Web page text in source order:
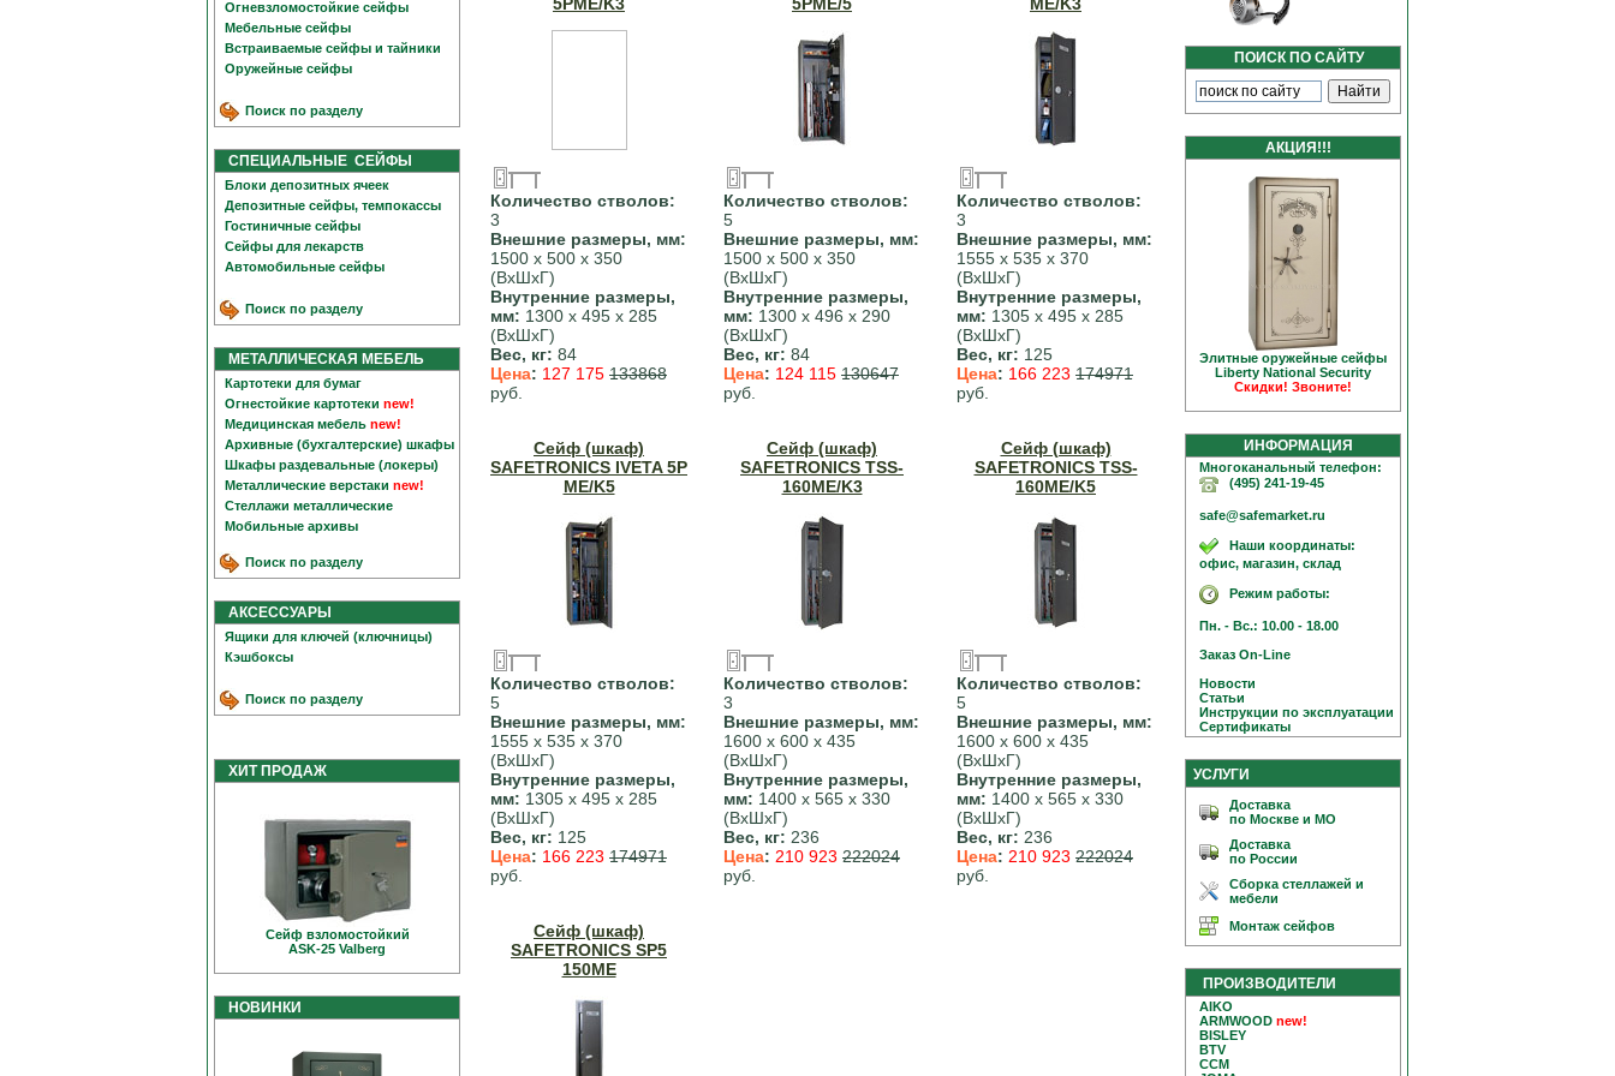
Огневзломостойкие сейфы
Мебельные сейфы
Встраиваемые сейфы и тайники
Оружейные сейфы
Поиск по разделу
СПЕЦИАЛЬНЫЕ СЕЙФЫ
Блоки депозитных ячеек
Депозитные сейфы, темпокассы
Гостиничные сейфы
Сейфы для лекарств
Автомобильные сейфы
Поиск по разделу
МЕТАЛЛИЧЕСКАЯ МЕБЕЛЬ
Картотеки для бумаг
Огнестойкие картотеки new!
Медицинская мебель new!
Архивные (бухгалтерские) шкафы
Шкафы раздевальные (локеры)
Металлические верстаки new!
Стеллажи металлические
Мобильные архивы
Поиск по разделу
АКСЕССУАРЫ
Ящики для ключей (ключницы)
Кэшбоксы
Поиск по разделу
ХИТ ПРОДАЖ
Сейф взломостойкий
ASK-25 Valberg
НОВИНКИ
5PME/K3
Количество стволов:
3
Внешние размеры, мм:
1500 х 500 х 350
(ВхШхГ)
Внутренние размеры,
мм: 1300 х 495 х 285
(ВхШхГ)
Вес, кг: 84
Цена: 127 175 133868
руб.
5PME/5
Количество стволов:
5
Внешние размеры, мм:
1500 х 500 х 350
(ВхШхГ)
Внутренние размеры,
мм: 1300 х 496 х 290
(ВхШхГ)
Вес, кг: 84
Цена: 124 115 130647
руб.
ME/K3
Количество стволов:
3
Внешние размеры, мм:
1555 х 535 х 370
(ВхШхГ)
Внутренние размеры,
мм: 1305 х 495 х 285
(ВхШхГ)
Вес, кг: 125
Цена: 166 223 174971
руб.
Сейф (шкаф)
SAFETRONICS IVETA 5P
ME/K5
Количество стволов:
5
Внешние размеры, мм:
1555 х 535 х 370
(ВхШхГ)
Внутренние размеры,
мм: 1305 х 495 х 285
(ВхШхГ)
Вес, кг: 125
Цена: 166 223 174971
руб.
Сейф (шкаф)
SAFETRONICS TSS-
160ME/K3
Количество стволов:
3
Внешние размеры, мм:
1600 х 600 х 435
(ВхШхГ)
Внутренние размеры,
мм: 1400 х 565 х 330
(ВхШхГ)
Вес, кг: 236
Цена: 210 923 222024
руб.
Сейф (шкаф)
SAFETRONICS TSS-
160ME/K5
Количество стволов:
5
Внешние размеры, мм:
1600 х 600 х 435
(ВхШхГ)
Внутренние размеры,
мм: 1400 х 565 х 330
(ВхШхГ)
Вес, кг: 236
Цена: 210 923 222024
руб.
Сейф (шкаф)
SAFETRONICS SP5
150ME
ПОИСК ПО САЙТУ
АКЦИЯ!!!
Элитные оружейные сейфы
Liberty National Security
Скидки! Звоните!
ИНФОРМАЦИЯ
Многоканальный телефон:
(495) 241-19-45
safe@safemarket.ru
Наши координаты:
офис, магазин, склад
Режим работы:
Пн. - Вс.: 10.00 - 18.00
Заказ On-Line
Новости
Статьи
Инструкции по эксплуатации
Сертификаты
УСЛУГИ
Доставка
по Москве и МО
Доставка
по России
Сборка стеллажей и
мебели
Монтаж сейфов
ПРОИЗВОДИТЕЛИ
AIKO
ARMWOOD new!
BISLEY
BTV
CCM